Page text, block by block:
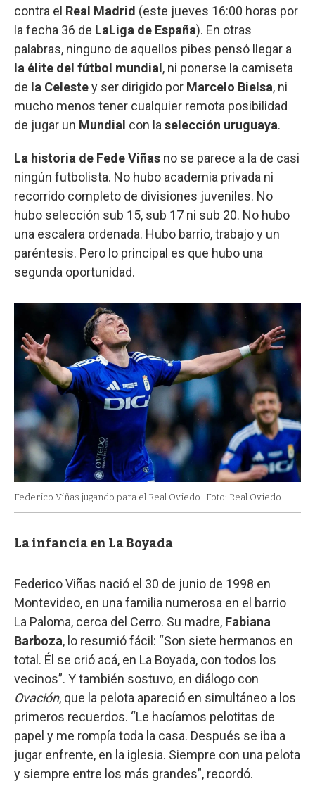
contra el Real Madrid (este jueves 16:00 horas por
la fecha 36 de LaLiga de España). En otras
palabras, ninguno de aquellos pibes pensó llegar a
la élite del fútbol mundial , ni ponerse la camiseta
de la Celestey ser dirigido por Marcelo Bielsa, ni
mucho menos tener cualquier remota posibilidad
de jugar un Mundial con la selección uruguaya.
La historia de Fede Viñas no se parece a la de casi
ningún futbolista. No hubo academia privada ni
recorrido completo de divisiones juveniles. No
hubo selección sub 15, sub 17 ni sub 20. No hubo
una escalera ordenada. Hubo barrio, trabajo y un
paréntesis. Pero lo principal es que hubo una
segunda oportunidad.
Federico Viñas jugando para el Real Oviedo. Foto: Real Oviedo
La infancia en La Boyada
Federico Viñas nació el 30 de junio de 1998 en
Montevideo, en una familia numerosa en el barrio
La Paloma, cerca del Cerro. Su madre, Fabiana
Barboza, lo resumió fácil: “Son siete hermanos en
total. Él se crió acá, en La Boyada, con todos los
vecinos”. Y también sostuvo, en diálogo con
Ovación, que la pelota apareció en simultáneo a los
primeros recuerdos. “Le hacíamos pelotitas de
papel y me rompía toda la casa. Después se iba a
jugar enfrente, en la iglesia. Siempre con una pelota
y siempre entre los más grandes”, recordó.